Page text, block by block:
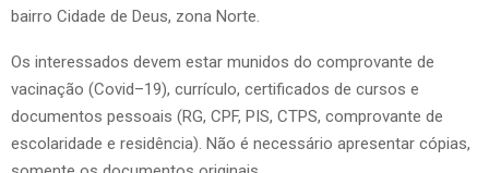
bairro Cidade de Deus, zona Norte.
Os interessados devem estar munidos do comprovante de
vacinação (Covid–19), currículo, certificados de cursos e
documentos pessoais (RG, CPF, PIS, CTPS, comprovante de
escolaridade e residência). Não é necessário apresentar cópias,